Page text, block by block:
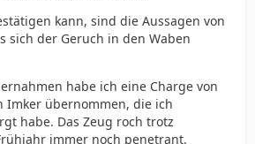
kann, sind die Aussagen von
sich der Geruch in den Waben
habe ich eine Charge von
Imker übernommen, die ich
habe. Das Zeug roch trotz
immer noch penetrant.